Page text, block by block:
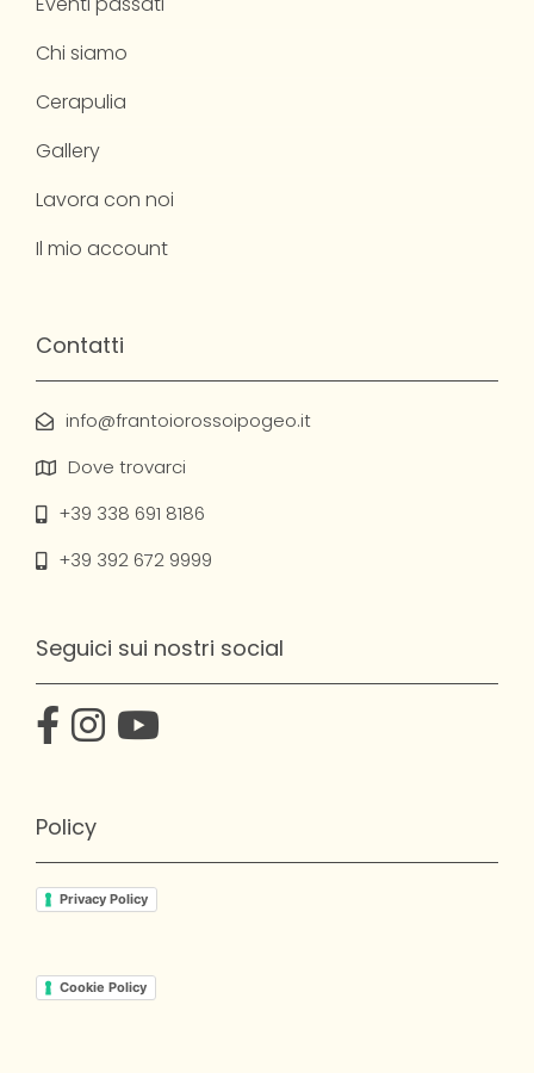
Chi siamo
Cerapulia
Gallery
Lavora con noi
Il mio account
Contatti
info@frantoiorossoipogeo.it
Dove trovarci
+39 338 691 8186
+39 392 672 9999
Seguici sui nostri social
Policy
Privacy Policy
Cookie Policy